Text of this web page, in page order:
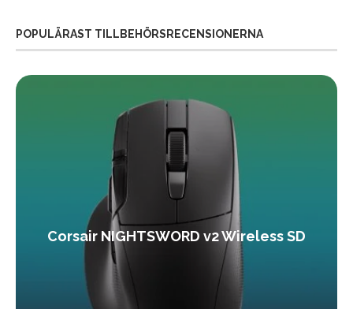
POPULÄRAST TILLBEHÖRSRECENSIONERNA
Corsair NIGHTSWORD v2 Wireless SD